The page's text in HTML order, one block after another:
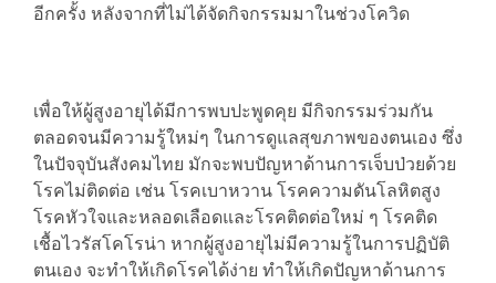
อีกครั้ง หลังจากที่ไม่ได้จัดกิจกรรมมาในช่วงโควิด
เพื่อให้ผู้สูงอายุได้มีการพบปะพูดคุย มีกิจกรรมร่วมกัน
ตลอดจนมีความรู้ใหม่ๆ ในการดูแลสุขภาพของตนเอง ซึ่ง
ในปัจจุบันสังคมไทย มักจะพบปัญหาด้านการเจ็บป่วยด้วย
โรคไม่ติดต่อ เช่น โรคเบาหวาน โรคความดันโลหิตสูง
โรคหัวใจและหลอดเลือดและโรคติดต่อใหม่ ๆ โรคติด
เชื้อไวรัสโคโรน่า หากผู้สูงอายุไม่มีความรู้ในการปฏิบัติ
ตนเอง จะทำให้เกิดโรคได้ง่าย ทำให้เกิดปัญหาด้านการ